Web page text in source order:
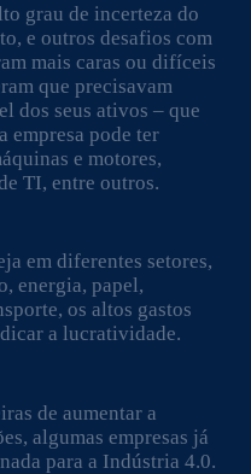
grau de incerteza do
e outros desafios com
mais caras ou difíceis
que precisavam
dos seus ativos – que
empresa pode ter
e motores,
TI, entre outros.
em diferentes setores,
energia, papel,
os altos gastos
a lucratividade.
de aumentar a
algumas empresas já
para a Indústria 4.0.